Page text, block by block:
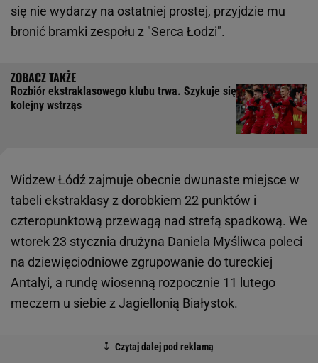
się nie wydarzy na ostatniej prostej, przyjdzie mu
bronić bramki zespołu z "Serca Łodzi".
Rozbiór ekstraklasowego klubu trwa. Szykuje się
kolejny wstrząs
Widzew Łódź zajmuje obecnie dwunaste miejsce w
tabeli ekstraklasy z dorobkiem 22 punktów i
czteropunktową przewagą nad strefą spadkową. We
wtorek 23 stycznia drużyna Daniela Myśliwca poleci
na dziewięciodniowe zgrupowanie do tureckiej
Antalyi, a rundę wiosenną rozpocznie 11 lutego
meczem u siebie z Jagiellonią Białystok.